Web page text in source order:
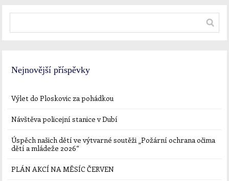
Nejnovější příspěvky
Výlet do Ploskovic za pohádkou
Návštěva policejní stanice v Dubí
Úspěch našich dětí ve výtvarné soutěži „Požární ochrana očima
dětí a mládeže 2026“
PLÁN AKCÍ NA MĚSÍC ČERVEN